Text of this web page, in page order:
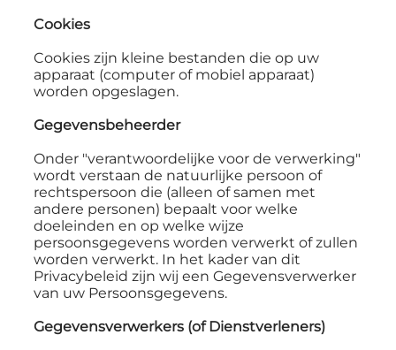
Cookies
Cookies zijn kleine bestanden die op uw
apparaat (computer of mobiel apparaat)
worden opgeslagen.
Gegevensbeheerder
Onder "verantwoordelijke voor de verwerking"
wordt verstaan de natuurlijke persoon of
rechtspersoon die (alleen of samen met
andere personen) bepaalt voor welke
doeleinden en op welke wijze
persoonsgegevens worden verwerkt of zullen
worden verwerkt. In het kader van dit
Privacybeleid zijn wij een Gegevensverwerker
van uw Persoonsgegevens.
Gegevensverwerkers (of Dienstverleners)